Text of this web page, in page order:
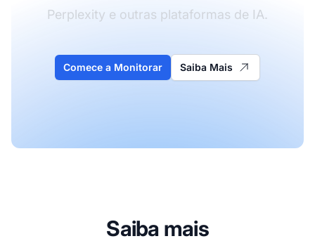
Perplexity e outras plataformas de IA.
Comece a Monitorar Saiba Mais
Saiba mais